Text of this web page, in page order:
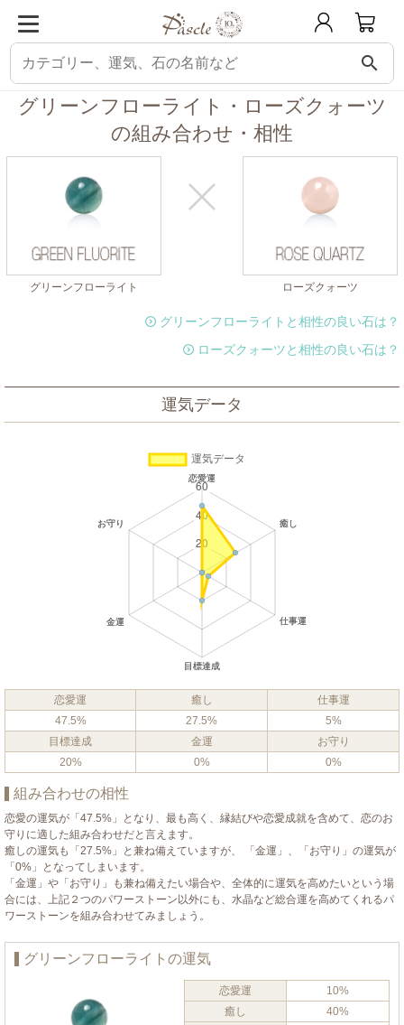
search
パスクル 組み合わせ・相性チェック グリーンフローライトと相性の良い石
グリーンフローライト・ローズクォーツ
の組み合わせ・相性
グリーンフローライト ローズクォーツ
グリーンフローライトと相性の良い石は？
ローズクォーツと相性の良い石は？
運気データ
恋愛運 癒し
仕事運
47.5%
27.5%
5%
目標達成
金運
お守り
20%
0% 0%
組み合わせの相性
恋愛の運気が「47.5%」となり、最も高く、縁結びや恋愛成就を含めて、恋のお
守りに適した組み合わせだと言えます。
癒しの運気も「27.5%」と兼ね備えていますが、 「金運」、「お守り」の運気が
「0%」となってしまいます。
「金運」や「お守り」も兼ね備えたい場合や、全体的に運気を高めたいという場
合には、上記２つのパワーストーン以外にも、水晶など総合運を高めてくれるパ
ワーストーンを組み合わせてみましょう。
グリーンフローライトの運気
恋愛運
10%
癒し
40%